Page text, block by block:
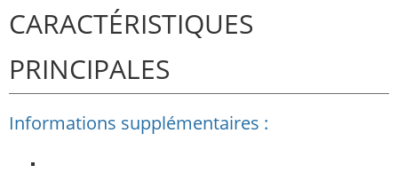
CARACTÉRISTIQUES
PRINCIPALES
Informations supplémentaires :